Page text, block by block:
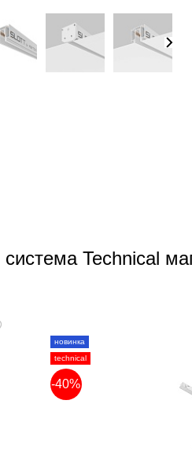
Technical
новинка
technical
-40%